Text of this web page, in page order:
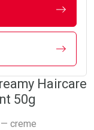
Haircare
50g
creme